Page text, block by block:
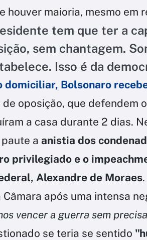
houver maioria, mesmo em
tem que ter a
sem chantagem.
Isso é da
domiciliar, Bolsonaro
oposição, que defendem
a casa durante 2 dias.
a anistia dos
privilegiado e o
Alexandre de Moraes
após uma intensa
vencer a guerra sem
se teria se sentido